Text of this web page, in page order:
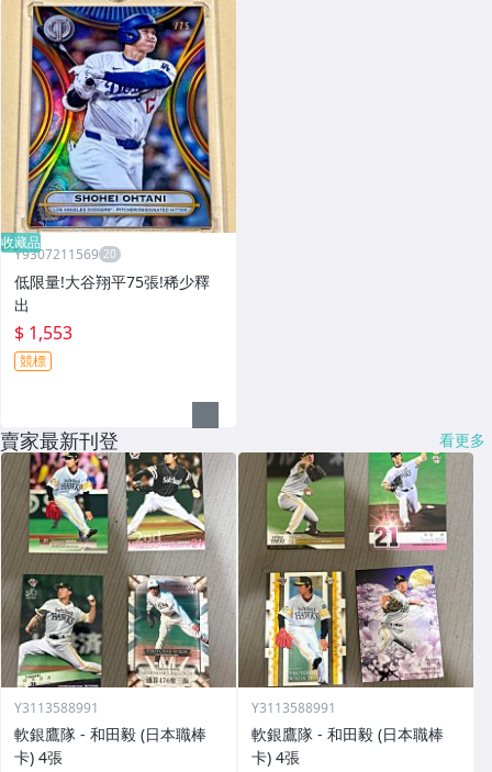
收藏品
Y9307211569
低限量!大谷翔平75張!稀少釋
出
$ 1,553
競標
賣家最新刊登 看更多
Y3113588991
軟銀鷹隊 - 和田毅 (日本職棒
卡) 4張
Y3113588991
軟銀鷹隊 - 和田毅 (日本職棒
卡) 4張